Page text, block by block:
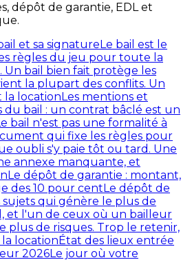
dépôt de garantie, EDL et
et sa signatureLe bail est le
règles du jeu pour toute la
Un bail bien fait protège les
la plupart des conflits. Un
la locationLes mentions et
du bail : un contrat bâclé est un
bail n'est pas une formalité à
qui fixe les règles pour
oubli s'y paie tôt ou tard. Une
annexe manquante, et
Le dépôt de garantie : montant,
des 10 pour centLe dépôt de
qui génère le plus de
et l'un de ceux où un bailleur
plus de risques. Trop le retenir,
locationÉtat des lieux entrée
2026Le jour où votre